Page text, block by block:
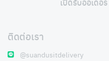
ติดต่อเรา
@suandusitdelivery